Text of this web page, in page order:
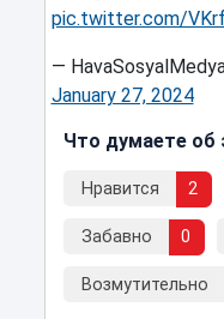
pic.twitter.com/
—
January 27, 2024
Что думаете об
Нравится 2
Забавно 0
Возмутительно